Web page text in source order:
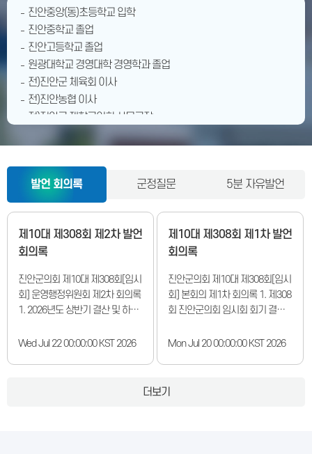
진안중앙(동)초등학교 입학
진안중학교 졸업
진안고등학교 졸업
원광대학교 경영대학 경영학과 졸업
전)진안군 체육회 이사
전)진안농협 이사
전)진안군 재향군인회 사무국장
전)한국농업경영인 진안읍회장
전)한국농업경영인 진안군연합회 사업부회장
전)진안읍 이장단 협의회장
전)진안군 이장단 협의회장
전) 진안군 학교운영위원장 협의회장
전) 제9대 진안군의회 의원 (제9대 진안군의회 전반기 운영행정위
현)진안군민주평화통일자문위원
현) 제10대 진안군의회 의원 (제10대 진안군의회 전반기 부의장)
발언 회의록
제10대 제308회 제2차 발언
회의록
진안군의회 제10대 제308회[임시
회] 운영행정위원회 제2차 회의록
1. 2026년도 상반기 결산 및 하반
홍보실, 행정복지국(행정지원과,
Wed Jul 22 00:00:00 KST 2026
제10대 제308회 제1차 발언
회의록
진안군의회 제10대 제308회[임시
회] 본회의 제1차 회의록 1. 제308
회 진안군의회 임시회 회기 결정
건 3. 군수 및 관계공무원 출석 요
위원 선임의 건 6. 2026년도 군정
Mon Jul 20 00:00:00 KST 2026
더보기
군정질문 5분 자유발언